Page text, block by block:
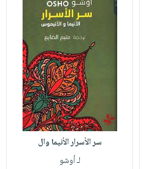
سر الأسرار الأنيما وال
لـ أوشو